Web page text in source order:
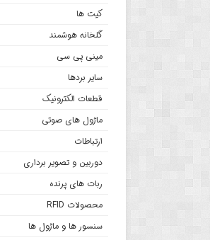
کیت ها
گلخانه هوشمند
مینی پی سی
سایر بردها
قطعات الکترونیک
ماژول های صوتی
ارتباطات
دوربین و تصویر برداری
ربات های پرنده
محصولات RFID
سنسور ها و ماژول ها